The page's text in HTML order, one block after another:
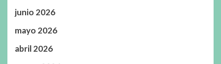
junio 2026
mayo 2026
abril 2026